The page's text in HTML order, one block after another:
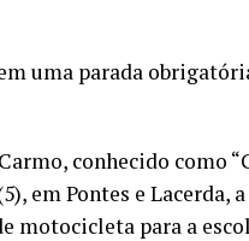
uma parada
conhecido como
em Pontes e Lacerda, a
motocicleta para a